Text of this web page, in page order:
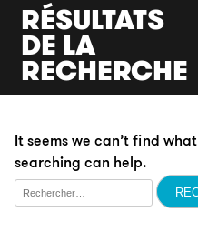
RÉSULTATS
DE LA
RECHERCHE
It seems we can’t find
searching can help.
Rechercher :